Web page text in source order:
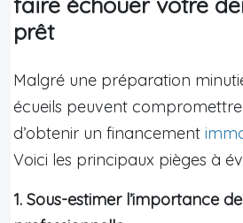
prêt
Malgré une préparation
écueils peuvent
d’obtenir un financement
Voici les principaux pièges à
1. Sous-estimer l’importance